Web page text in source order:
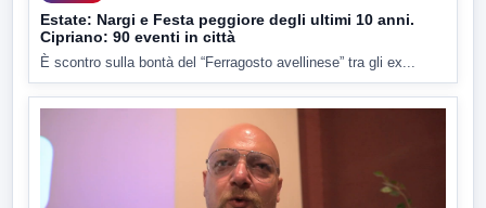
Estate: Nargi e Festa peggiore degli ultimi 10 anni.
Cipriano: 90 eventi in città
È scontro sulla bontà del “Ferragosto avellinese” tra gli ex...